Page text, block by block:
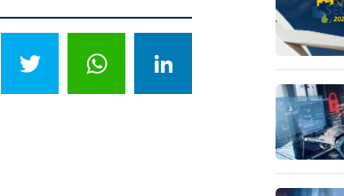
Facebook
TwitterWhatsApp
LinkedIn